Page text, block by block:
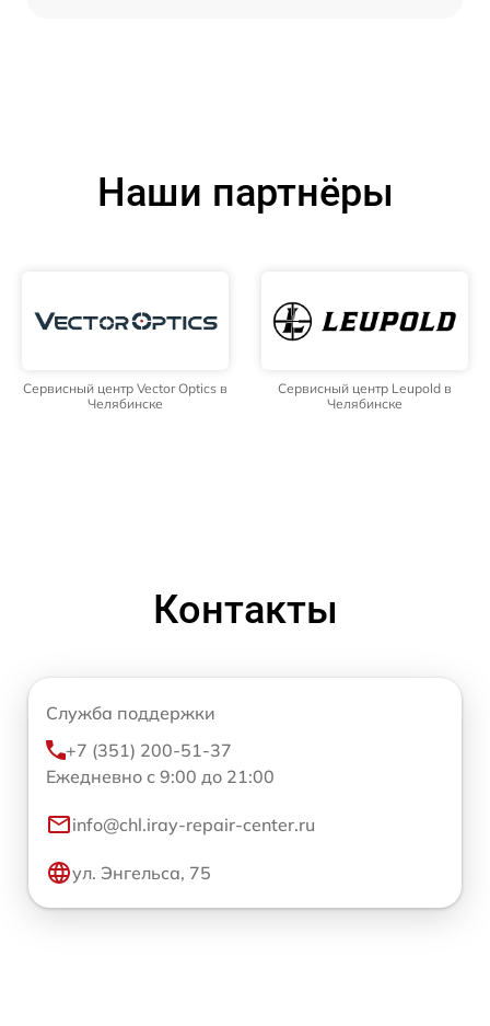
Наши партнёры
Сервисный центр Vector Optics в
Челябинске
Сервисный центр Leupold в
Челябинске
Контакты
Служба поддержки
+7 (351) 200-51-37
Ежедневно с 9:00 до 21:00
info@chl.iray-repair-center.ru
ул. Энгельса, 75